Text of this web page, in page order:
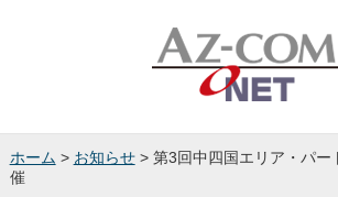
ホーム > お知らせ> 第3回中四国エリア・パー
催